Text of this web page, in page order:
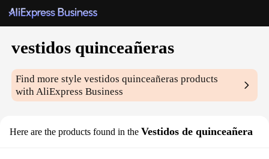
vestidos quinceañeras
Find more stylevestidos quinceañeras products
with AliExpress Business
Here are the products found in the Vestidos de quinceañera